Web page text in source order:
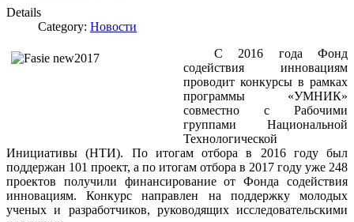
Details
Category: Новости
С 2016 года Фонд
содействия инновациям
проводит конкурсы в рамках
программы «УМНИК»
совместно с Рабочими
группами Национальной
Технологической
Инициативы (НТИ). По итогам отбора в 2016 году был
поддержан 101 проект, а по итогам отбора в 2017 году уже 248
проектов получили финансирование от Фонда содействия
инновациям. Конкурс направлен на поддержку молодых
ученых и разработчиков, руководящих исследовательскими